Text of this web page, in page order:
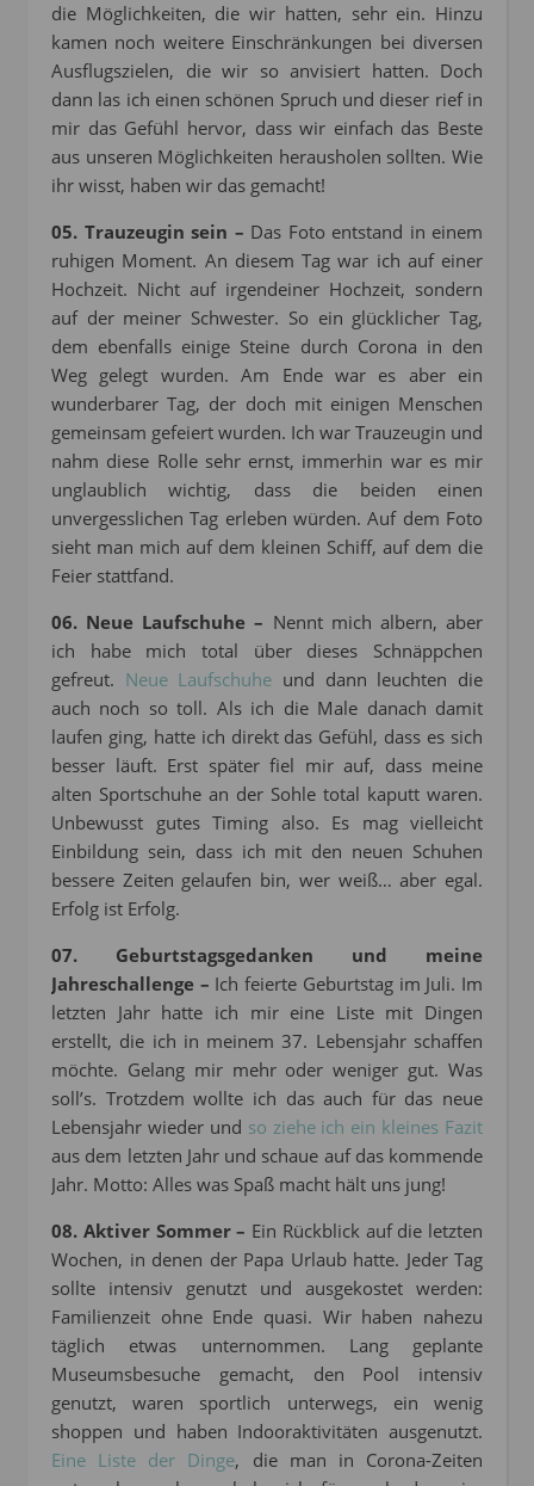
die Möglichkeiten, die wir hatten, sehr ein. Hinzu
kamen noch weitere Einschränkungen bei diversen
Ausflugszielen, die wir so anvisiert hatten. Doch
dann las ich einen schönen Spruch und dieser rief in
mir das Gefühl hervor, dass wir einfach das Beste
aus unseren Möglichkeiten herausholen sollten. Wie
ihr wisst, haben wir das gemacht!
05. Trauzeugin sein – Das Foto entstand in einem
ruhigen Moment. An diesem Tag war ich auf einer
Hochzeit. Nicht auf irgendeiner Hochzeit, sondern
auf der meiner Schwester. So ein glücklicher Tag,
dem ebenfalls einige Steine durch Corona in den
Weg gelegt wurden. Am Ende war es aber ein
wunderbarer Tag, der doch mit einigen Menschen
gemeinsam gefeiert wurden. Ich war Trauzeugin und
nahm diese Rolle sehr ernst, immerhin war es mir
unglaublich wichtig, dass die beiden einen
unvergesslichen Tag erleben würden. Auf dem Foto
sieht man mich auf dem kleinen Schiff, auf dem die
Feier stattfand.
06. Neue Laufschuhe – Nennt mich albern, aber
ich habe mich total über dieses Schnäppchen
gefreut. Neue Laufschuhe und dann leuchten die
auch noch so toll. Als ich die Male danach damit
laufen ging, hatte ich direkt das Gefühl, dass es sich
besser läuft. Erst später fiel mir auf, dass meine
alten Sportschuhe an der Sohle total kaputt waren.
Unbewusst gutes Timing also. Es mag vielleicht
Einbildung sein, dass ich mit den neuen Schuhen
bessere Zeiten gelaufen bin, wer weiß… aber egal.
Erfolg ist Erfolg.
07. Geburtstagsgedanken und meine
Jahreschallenge – Ich feierte Geburtstag im Juli. Im
letzten Jahr hatte ich mir eine Liste mit Dingen
erstellt, die ich in meinem 37. Lebensjahr schaffen
möchte. Gelang mir mehr oder weniger gut. Was
soll’s. Trotzdem wollte ich das auch für das neue
Lebensjahr wieder und so ziehe ich ein kleines Fazit
aus dem letzten Jahr und schaue auf das kommende
Jahr. Motto: Alles was Spaß macht hält uns jung!
08. Aktiver Sommer – Ein Rückblick auf die letzten
Wochen, in denen der Papa Urlaub hatte. Jeder Tag
sollte intensiv genutzt und ausgekostet werden:
Familienzeit ohne Ende quasi. Wir haben nahezu
täglich etwas unternommen. Lang geplante
Museumsbesuche gemacht, den Pool intensiv
genutzt, waren sportlich unterwegs, ein wenig
shoppen und haben Indooraktivitäten ausgenutzt.
Eine Liste der Dinge, die man in Corona-Zeiten